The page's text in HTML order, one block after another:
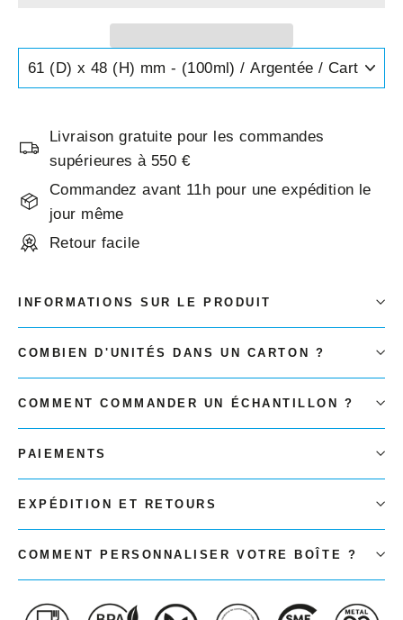
Livraison gratuite pour les commandes
supérieures à 550 €
Commandez avant 11h pour une expédition le
jour même
Retour facile
INFORMATIONS SUR LE PRODUIT
COMBIEN D'UNITÉS DANS UN CARTON ?
COMMENT COMMANDER UN ÉCHANTILLON ?
PAIEMENTS
EXPÉDITION ET RETOURS
COMMENT PERSONNALISER VOTRE BOÎTE ?